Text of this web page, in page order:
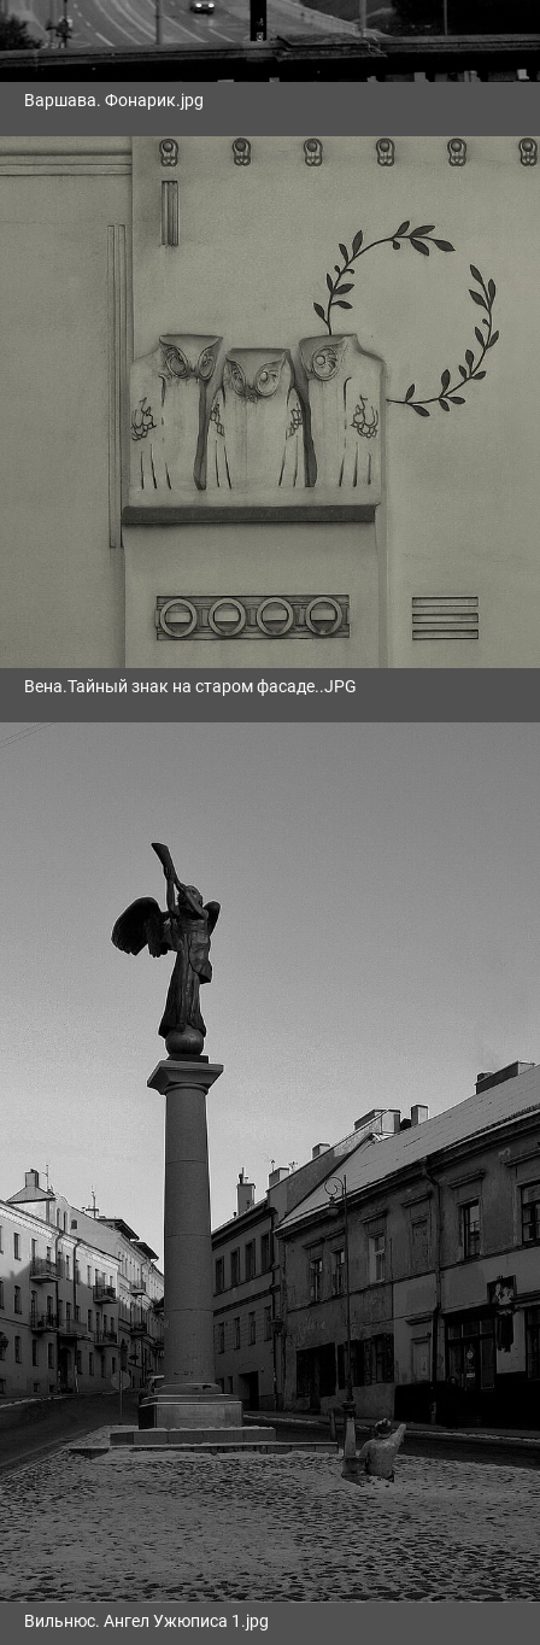
Варшава. Фонарик.jpg
Вена.Тайный знак на старом фасаде..JPG
Вильнюс. Ангел Ужюписа 1.jpg